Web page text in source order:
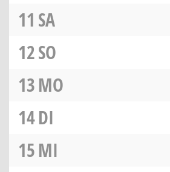
11 SA
12SO
13MO
14DI
15MI